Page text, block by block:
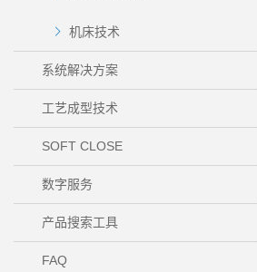
机床技术
系统解决方案
工艺成型技术
SOFT CLOSE
数字服务
产品搜索工具
FAQ